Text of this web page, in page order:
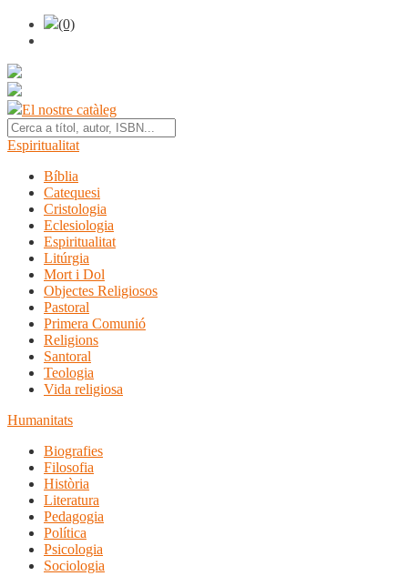
(0)
El nostre catàleg
Espiritualitat
Bíblia
Catequesi
Cristologia
Eclesiologia
Espiritualitat
Litúrgia
Mort i Dol
Objectes Religiosos
Pastoral
Primera Comunió
Religions
Santoral
Teologia
Vida religiosa
Humanitats
Biografies
Filosofia
Història
Literatura
Pedagogia
Política
Psicologia
Sociologia